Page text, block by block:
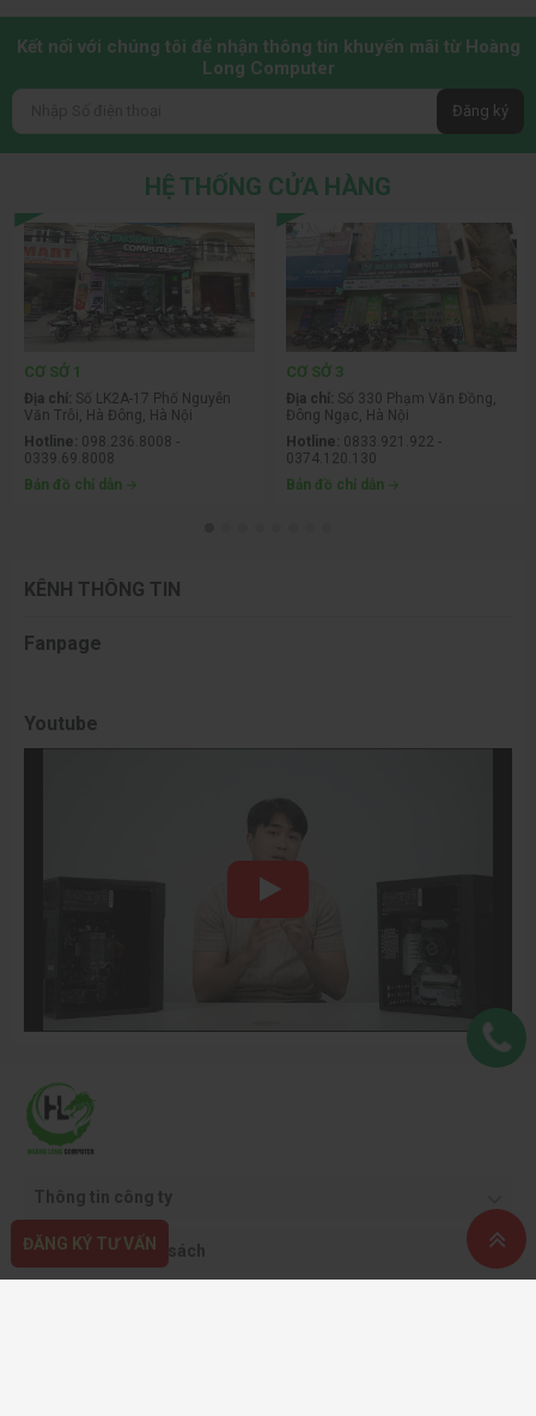
Kết nối với chúng tôi để nhận thông tin khuyến mãi từ Hoàng
Long Computer
Đăng ký
HỆ THỐNG CỬA HÀNG
CƠ SỞ 1
Địa chỉ: Số LK2A-17 Phố Nguyễn
Văn Trỗi, Hà Đông, Hà Nội
Hotline: 098.236.8008 -
0339.69.8008
Bản đồ chỉ dẫn
CƠ SỞ 3
Địa chỉ: Số 330 Phạm Văn Đồng,
Đông Ngạc, Hà Nội
Hotline: 0833.921.922 -
0374.120.130
Bản đồ chỉ dẫn
KÊNH THÔNG TIN
Fanpage
Youtube
Thông tin công ty
Quy định & chính sách
ĐĂNG KÝ TƯ VẤN